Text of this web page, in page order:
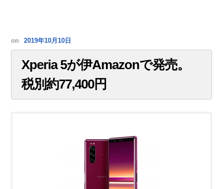
on 2019年10月10日
Xperia 5が伊Amazonで発売。
税別約77,400円